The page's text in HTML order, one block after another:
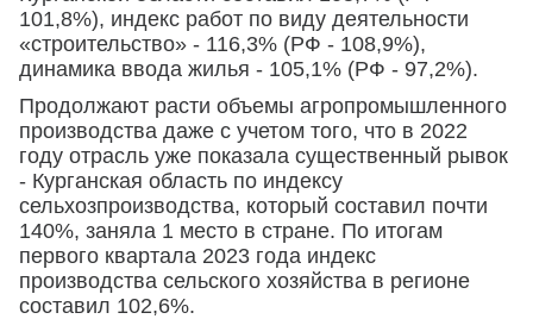
101,8%), индекс работ по виду деятельности
«строительство» - 116,3% (РФ - 108,9%),
динамика ввода жилья - 105,1% (РФ - 97,2%).
Продолжают расти объемы агропромышленного
производства даже с учетом того, что в 2022
году отрасль уже показала существенный рывок
- Курганская область по индексу
сельхозпроизводства, который составил почти
140%, заняла 1 место в стране. По итогам
первого квартала 2023 года индекс
производства сельского хозяйства в регионе
составил 102,6%.